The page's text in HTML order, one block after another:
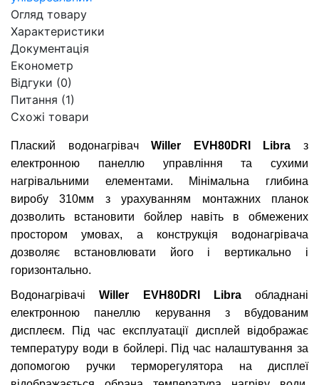
Огляд товару
Характеристики
Документація
Економетр
Відгуки (0)
Питання (1)
Схожі товари
Плаский водонагрівачWiller EVH80DRI Libra з
електронною панеллю управління та сухими
нагрівальними елементами. Мінімальна глибина
виробу 310мм з урахуванням монтажних планок
дозволить встановити бойлер навіть в обмежених
простором умовах, а конструкція водонагрівача
дозволяє встановлювати його і вертикально і
горизонтально.
ВодонагрівачіWiller EVH80DRI Libraобладнані
електронною панеллю керування з вбудованим
дисплеєм. Під час експлуатації дисплей відображає
температуру води в бойлері. Під час налаштування за
допомогою ручки терморегулятора на дисплеї